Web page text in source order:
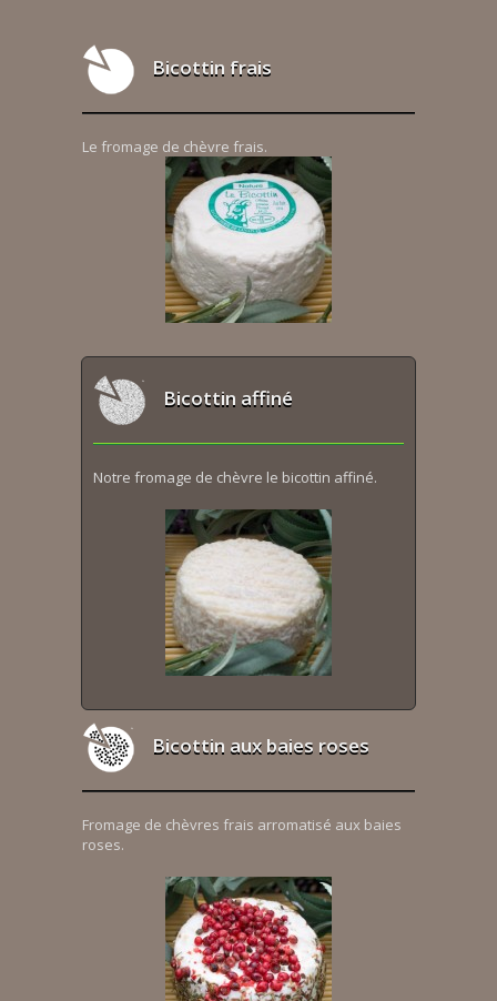
Bicottin frais
Le fromage de chèvre frais.
Bicottin affiné
Notre fromage de chèvre le bicottin affiné.
Bicottin aux baies roses
Fromage de chèvres frais arromatisé aux baies
roses.